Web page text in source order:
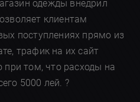
одежды внедрил
клиентам
поступлениях прямо из
трафик на их сайт
при том, что расходы на
5000 лей. ?